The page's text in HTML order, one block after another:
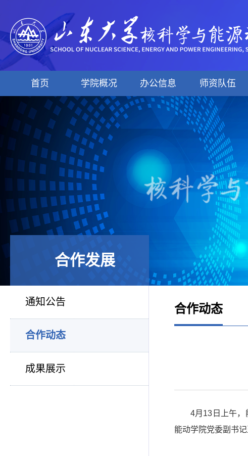
首页 学院概况 办公信息 师资队伍
合作发展
通知公告
合作动态
成果展示
合作动态
4月 13 日上午
能动学院党委副书